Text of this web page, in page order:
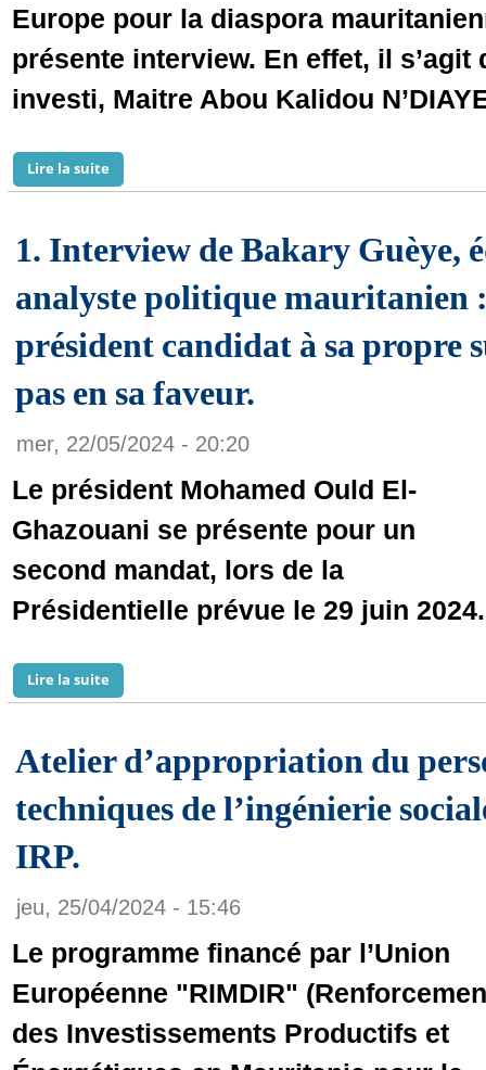
Europe pour la diaspora
présente interview. En effet, il
investi, Maitre Abou Kalidou
Lire la suite
1. Interview de Bakary Guèye,
analyste politique mauritanien
président candidat à sa propre
pas en sa faveur.
mer, 22/05/2024 - 20:20
Le président Mohamed Ould El-
Ghazouani se présente pour un
second mandat, lors de la
Présidentielle prévue le 29 juin 2024.
Lire la suite
Atelier d’appropriation du
techniques de l’ingénierie
IRP.
jeu, 25/04/2024 - 15:46
Le programme financé par l’Union
Européenne "RIMDIR"
des Investissements Productifs et